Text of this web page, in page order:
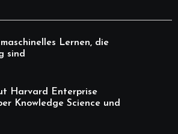
Lernen, die
sind
Harvard Enterprise
Knowledge Science und